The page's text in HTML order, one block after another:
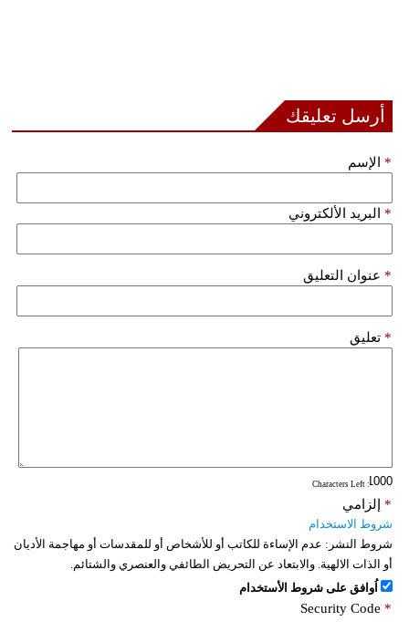
أرسل تعليقك
الإسم *
البريد الألكتروني *
عنوان التعليق *
تعليق *
: Characters Left
إلزامي *
شروط الاستخدام
شروط النشر: عدم الإساءة للكاتب أو للأشخاص أو للمقدسات أو مهاجمة الأديان
أو الذات الالهية. والابتعاد عن التحريض الطائفي والعنصري والشتائم.
اُوافق على شروط الأستخدام
Security Code *